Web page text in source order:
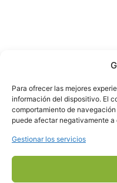
Para ofrecer las mejores
información del dispositivo. El
comportamiento de
puede afectar negativamente
Gestionar los servicios